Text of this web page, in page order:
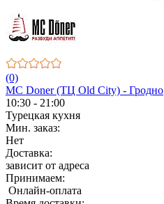
(0)
MC Doner (ТЦ Old City) - Гродно
10:30 - 21:00
Турецкая кухня
Мин. заказ:
Нет
Доставка:
зависит от адреса
Принимаем:
Онлайн-оплата